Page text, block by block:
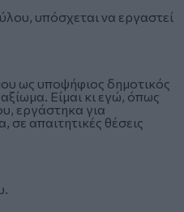
υπόσχεται να εργαστεί
ως υποψήφιος δημοτικός
Είμαι κι εγώ, όπως
εργάστηκα για
απαιτητικές θέσεις